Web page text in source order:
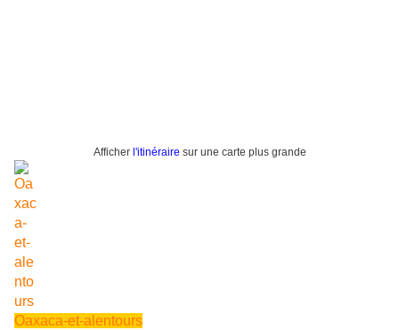
Afficher l'itinéraire sur une carte plus grande
Oaxaca-et-alentours